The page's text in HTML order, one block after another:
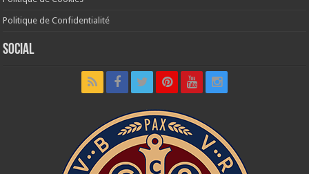
Politique de Confidentialité
Social